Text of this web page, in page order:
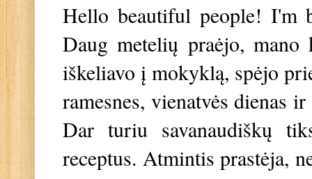
Hello beautiful people! I'm
Daug metelių praėjo,
iškeliavo į mokyklą, spėjo
ramesnes, vienatvės dienas
Dar turiu savanaudiškų
receptus. Atmintis prastėja,